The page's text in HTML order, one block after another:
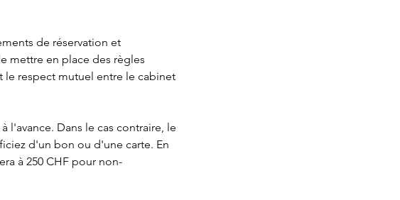
de réservation et
mettre en place des règles
le respect mutuel entre le cabinet
l'avance. Dans le cas contraire, le
d'un bon ou d'une carte. En
à 250 CHF pour non-